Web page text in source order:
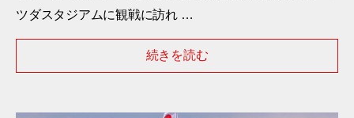
ツダスタジアムに観戦に訪れ …
続きを読む